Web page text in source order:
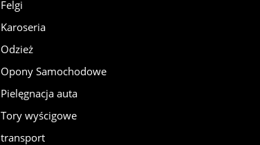
Felgi
Karoseria
Odzież
Opony Samochodowe
Pielęgnacja auta
Tory wyścigowe
transport